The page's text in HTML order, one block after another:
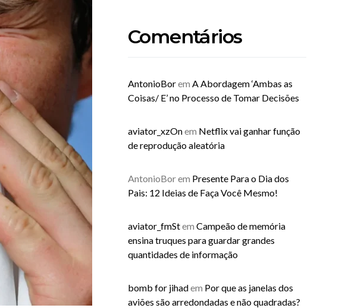
Comentários
AntonioBorem A Abordagem ‘Ambas as
Coisas/ E’ no Processo de Tomar Decisões
aviator_xzOnem Netflix vai ganhar função
de reprodução aleatória
AntonioBorem Presente Para o Dia dos
Pais: 12 Ideias de Faça Você Mesmo!
aviator_fmStem Campeão de memória
ensina truques para guardar grandes
quantidades de informação
bomb for jihadem Por que as janelas dos
aviões são arredondadas e não quadradas?